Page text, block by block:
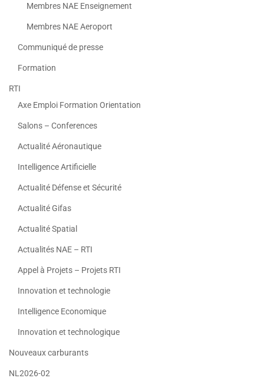
Membres NAE Enseignement
Membres NAE Aeroport
Communiqué de presse
Formation
RTI
Axe Emploi Formation Orientation
Salons – Conferences
Actualité Aéronautique
Intelligence Artificielle
Actualité Défense et Sécurité
Actualité Gifas
Actualité Spatial
Actualités NAE – RTI
Appel à Projets – Projets RTI
Innovation et technologie
Intelligence Economique
Innovation et technologique
Nouveaux carburants
NL2026-02